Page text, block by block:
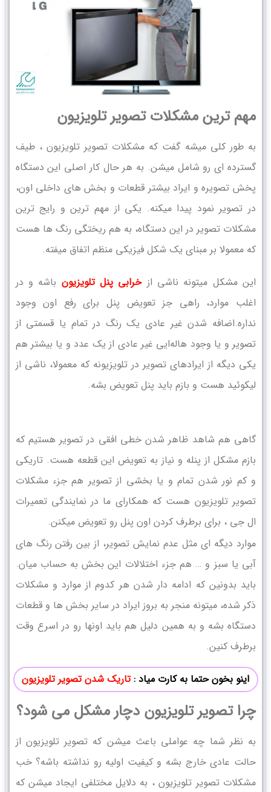
مهم ترین مشکلات تصویر تلویزیون
به طور کلی میشه گفت که مشکلات تصویر تلویزیون ، طیف
گسترده ای رو شامل میشن. به هر حال کار اصلی این دستگاه
پخش تصویره و ایراد بیشتر قطعات و بخش های داخلی اون،
در تصویر نمود پیدا میکنه. یکی از مهم ترین و رایج ترین
مشکلات تصویر در این دستگاه، به هم ریختگی رنگ ها هست
که معمولا بر مبنای یک شکل فیزیکی منظم اتفاق میفته.
این مشکل میتونه ناشی ازخرابی پنل تلویزیون باشه و در
اغلب موارد، راهی جز تعویض پنل برای رفع اون وجود
نداره.اضافه شدن غیر عادی یک رنگ در تمام یا قسمتی از
تصویر و یا وجود هاله‌ایی غیر عادی از یک عدد و یا بیشتر هم
یکی دیگه از ایرادهای تصویر در تلویزیونه که معمولا، ناشی از
لیکوئید هست و بازم باید پنل تعویض بشه.
گاهی هم شاهد ظاهر شدن خطی افقی در تصویر هستیم که
بازم مشکل از پنله و نیاز به تعویض این قطعه هست. تاریکی
و کم نور شدن تمام و یا بخشی از تصویر هم جزء مشکلات
تصویر تلویزیون هست که همکارای ما در نمایندگی تعمیرات
ال جی ، برای برطرف کردن اون پنل رو تعویض میکنن.
موارد دیگه ای مثل عدم نمایش تصویر، از بین رفتن رنگ های
آبی یا سبز و … هم جزء اختلالات این بخش به حساب میان.
باید بدونین که ادامه دار شدن هر کدوم از موارد و مشکلات
ذکر شده، میتونه منجر به بروز ایراد در سایر بخش ها و قطعات
دستگاه بشه و به همین دلیل هم باید اونها رو در اسرع وقت
برطرف کنین.
اینو بخون حتما به کارت میاد : تاریک شدن تصویر تلویزیون
چرا تصویر تلویزیون دچار مشکل می شود؟
به نظر شما چه عواملی باعث میشن که تصویر تلویزیون از
حالت عادی خارج بشه و کیفیت اولیه رو نداشته باشه؟ خب
مشکلات تصویر تلویزیون ، به دلایل مختلفی ایجاد میشن که